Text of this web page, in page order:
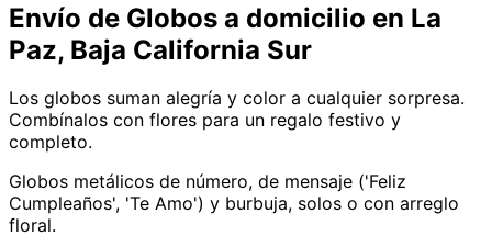
Envío de Globos a domicilio en La
Paz, Baja California Sur
Los globos suman alegría y color a cualquier sorpresa.
Combínalos con flores para un regalo festivo y
completo.
Globos metálicos de número, de mensaje ('Feliz
Cumpleaños', 'Te Amo') y burbuja, solos o con arreglo
floral.